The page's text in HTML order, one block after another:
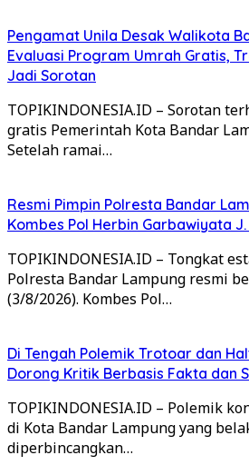
Pengamat Unila Desak Walikota
Evaluasi Program Umrah Gratis,
Jadi Sorotan
TOPIKINDONESIA.ID – Sorotan
gratis Pemerintah Kota Bandar
Setelah ramai…
Resmi Pimpin Polresta Bandar
Kombes Pol Herbin Garbawiyata
TOPIKINDONESIA.ID – Tongkat
Polresta Bandar Lampung resmi
(3/8/2026). Kombes Pol…
Di Tengah Polemik Trotoar dan
Dorong Kritik Berbasis Fakta dan
TOPIKINDONESIA.ID – Polemik
di Kota Bandar Lampung yang
diperbincangkan…